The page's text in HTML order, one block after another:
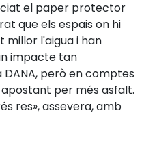
el paper protector
que els espais on hi
millor l'aigua i han
impacte tan
però en comptes
per més asfalt.
res», assevera, amb